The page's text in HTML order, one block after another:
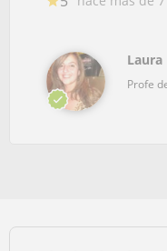
Laura
Profe